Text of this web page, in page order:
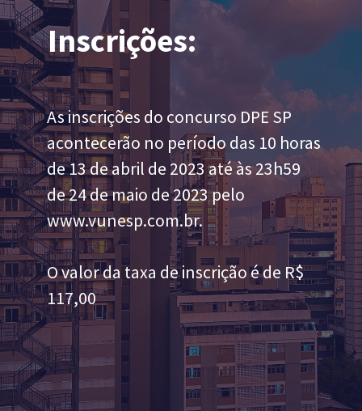
Inscrições:
As inscrições do concurso DPE SP
acontecerão no período das 10 horas
de 13 de abril de 2023 até às 23h59
de 24 de maio de 2023 pelo
www.vunesp.com.br.
O valor da taxa de inscrição é de R$
117,00